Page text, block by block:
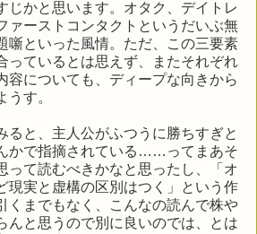
じかと思います。オタク、デイトレ
ァーストコンタクトというだいぶ無
噺といった風情。ただ、この三要素
っているとは思えず、またそれぞれ
容についても、ディープな向きから
うす。
ると、主人公がふつうに勝ちすぎと
かで指摘されている……ってまあそ
って読むべきかなと思ったし、「オ
現実と虚構の区別はつく」という作
くまでもなく、こんなの読んで株や
んと思うので別に良いのでは、とは